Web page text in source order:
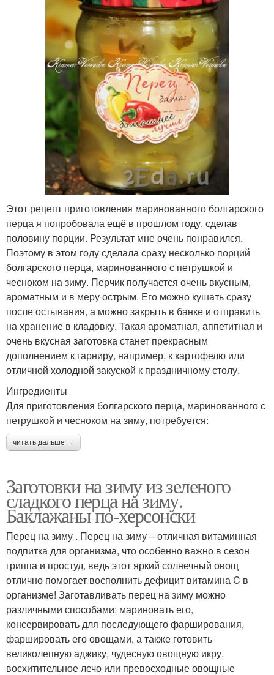
Этот рецепт приготовления маринованного болгарского
перца я попробовала ещё в прошлом году, сделав
половину порции. Результат мне очень понравился.
Поэтому в этом году сделала сразу несколько порций
болгарского перца, маринованного с петрушкой и
чесноком на зиму. Перчик получается очень вкусным,
ароматным и в меру острым. Его можно кушать сразу
после остывания, а можно закрыть в банке и отправить
на хранение в кладовку. Такая ароматная, аппетитная и
очень вкусная заготовка станет прекрасным
дополнением к гарниру, например, к картофелю или
отличной холодной закуской к праздничному столу.
Ингредиенты
Для приготовления болгарского перца, маринованного с
петрушкой и чесноком на зиму, потребуется:
читать дальше →
Заготовки на зиму из зеленого
сладкого перца на зиму.
Баклажаны по-херсонски
Перец на зиму . Перец на зиму – отличная витаминная
подпитка для организма, что особенно важно в сезон
гриппа и простуд, ведь этот яркий солнечный овощ
отлично помогает восполнить дефицит витамина C в
организме! Заготавливать перец на зиму можно
различными способами: мариновать его,
консервировать для последующего фарширования,
фаршировать его овощами, а также готовить
великолепную аджику, чудесную овощную икру,
восхитительное лечо или превосходные овощные